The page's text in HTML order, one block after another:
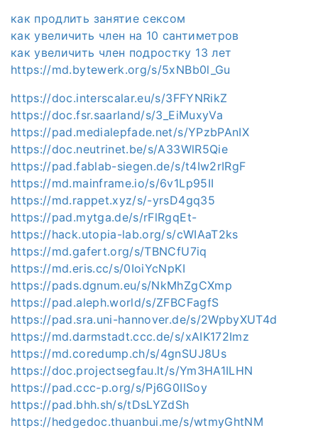
как продлить занятие сексом
как увеличить член на 10 сантиметров
как увеличить член подростку 13 лет
https://md.bytewerk.org/s/5xNBb0l_Gu
https://doc.interscalar.eu/s/3FFYNRikZ
https://doc.fsr.saarland/s/3_EiMuxyVa
https://pad.medialepfade.net/s/YPzbPAnIX
https://doc.neutrinet.be/s/A33WlR5Qie
https://pad.fablab-siegen.de/s/t4Iw2rIRgF
https://md.mainframe.io/s/6v1Lp95II
https://md.rappet.xyz/s/-yrsD4gq35
https://pad.mytga.de/s/rFlRgqEt-
https://hack.utopia-lab.org/s/cWIAaT2ks
https://md.gafert.org/s/TBNCfU7iq
https://md.eris.cc/s/0IoiYcNpKI
https://pads.dgnum.eu/s/NkMhZgCXmp
https://pad.aleph.world/s/ZFBCFagfS
https://pad.sra.uni-hannover.de/s/2WpbyXUT4d
https://md.darmstadt.ccc.de/s/xAIK172Imz
https://md.coredump.ch/s/4gnSUJ8Us
https://doc.projectsegfau.lt/s/Ym3HA1ILHN
https://pad.ccc-p.org/s/Pj6G0IISoy
https://pad.bhh.sh/s/tDsLYZdSh
https://hedgedoc.thuanbui.me/s/wtmyGhtNM